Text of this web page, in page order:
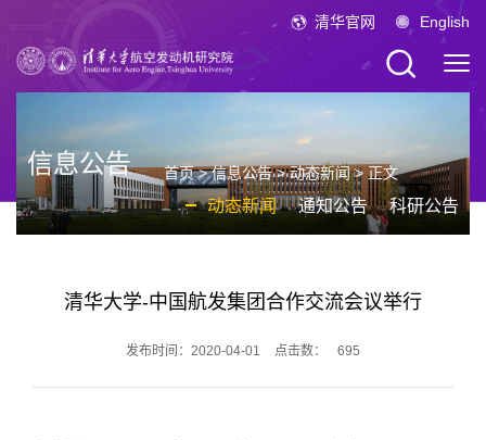
清华官网 English
信息公告 首页>信息公告>动态新闻> 正文
动态新闻 通知公告 科研公告
清华大学-中国航发集团合作交流会议举行
发布时间：2020-04-01 点击数： 695